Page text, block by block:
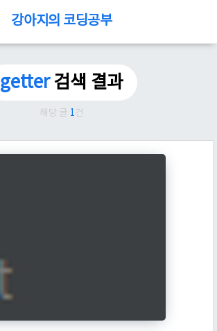
강아지의 코딩공부
getter 검색 결과
해당 글 1건